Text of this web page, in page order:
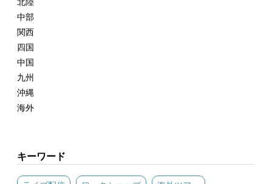
中部
関西
四国
中国
九州
沖縄
海外
キーワード